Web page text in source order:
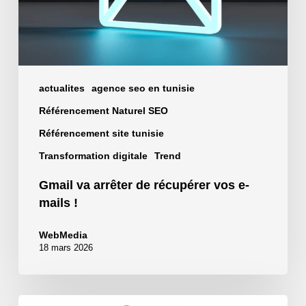
actualites agence seo en tunisie
Référencement Naturel SEO
Référencement site tunisie
Transformation digitale Trend
!
Gmail va arrêter de récupérer vos e-
mails !
WebMedia
18 mars 2026